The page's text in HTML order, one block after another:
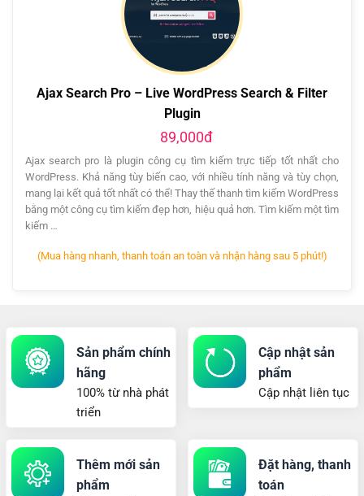
Ajax Search Pro – Live WordPress Search & Filter
Plugin
89,000đ
Ajax search pro là plugin công cụ tìm kiếm trực tiếp tốt nhất cho
WordPress. Khả năng tùy biến cao, với nhiều tính năng và tùy chọn,
mang lại kết quả tốt nhất có thể! Thay thế thanh tìm kiếm WordPress
bằng một công cụ tìm kiếm đẹp hơn, hiệu quả hơn. Tìm kiếm một tìm
kiếm …
(Mua hàng nhanh, thanh toán an toàn và nhận hàng sau 5 phút!)
Sản phẩm chính
hãng
100% từ nhà phát
triển
Cập nhật sản
phẩm
Cập nhật liên tục
Thêm mới sản
phẩm
Đặt hàng, thanh
toán